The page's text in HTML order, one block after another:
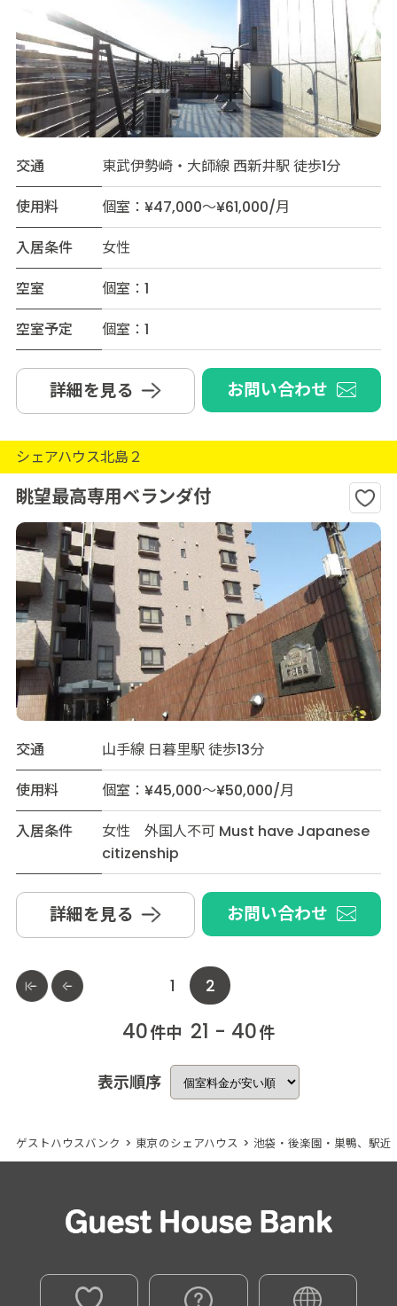
交通
東武伊勢崎・大師線 西新井駅 徒歩1分
使用料
個室：¥47,000～¥61,000/月
入居条件
女性
空室
個室：1
空室予定
個室：1
詳細を見る お問い合わせ
シェアハウス北島２
眺望最高専用ベランダ付
交通
山手線 日暮里駅 徒歩13分
使用料
個室：¥45,000～¥50,000/月
入居条件
女性 外国人不可 Must have Japanese
citizenship
詳細を見る お問い合わせ
1 2
40件中 21 - 40件
表示順序
ゲストハウスバンク > 東京のシェアハウス > 池袋・後楽園・巣鴨、駅